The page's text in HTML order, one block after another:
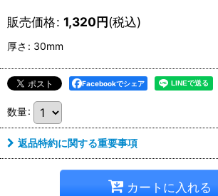
販売価格: 1,320円(税込)
厚さ : 30mm
Facebookでシェア
数量:
返品特約に関する重要事項
カートに入れる